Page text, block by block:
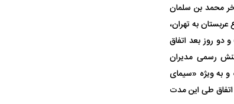
محمد بن سلمان
به تهران،
دو روز بعد اتفاق
رسمی مدیران
و به ویژه «سیمای
اتفاق طی این مدت
واژگونی مرگبار سمند در اصفهان | ۴ نفر
عکس| ماجرای کشف جسد ناشناس که